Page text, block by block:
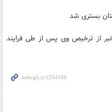
از ترخیص وی پس از طی فرایند